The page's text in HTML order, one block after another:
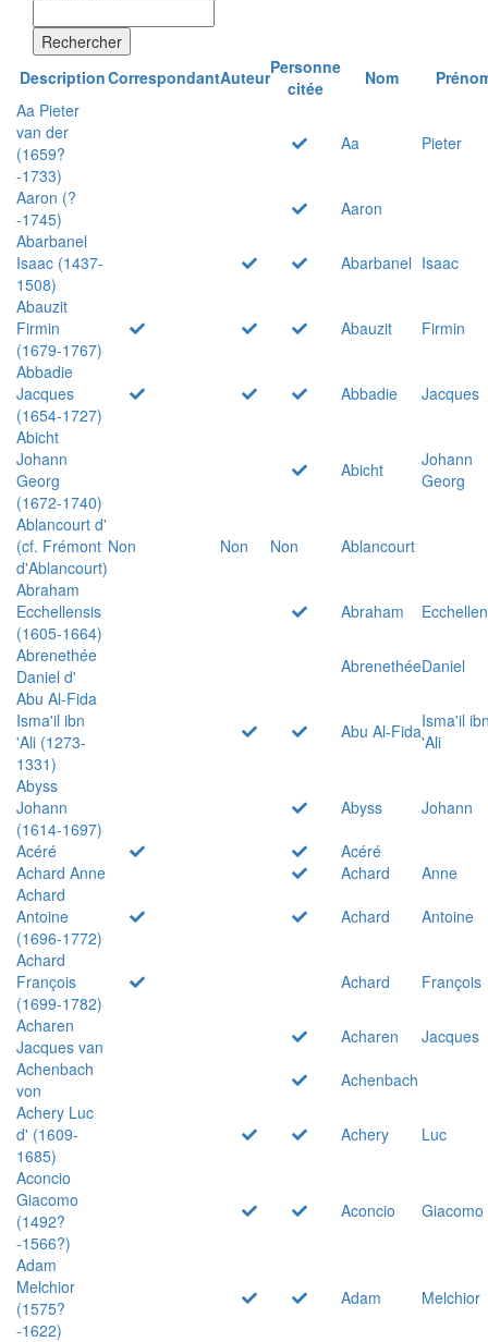
Rechercher
DescriptionCorrespondantAuteurPersonne
citée
Nom
Aa Pieter
van der
(1659?
-1733)
Aa Pieter
Aaron (?
-1745)
Aaron
Abarbanel
Isaac (1437-
1508)
Abarbanel Isaac
Abauzit
Firmin
(1679-1767)
Abauzit
Firmin
Abbadie
Jacques
(1654-1727)
Abbadie
Jacques
Abicht
Johann
Georg
(1672-1740)
Abicht
Johann
Georg
Ablancourt d'
(cf. Frémont
d'Ablancourt)
Non Non Non
Ablancourt
Abraham
Ecchellensis
(1605-1664)
Abraham
Abrenethée
Daniel d'
AbrenethéeDaniel
Abu Al-Fida
Isma'il ibn
'Ali (1273-
1331)
Abu Al-FidaIsma'il
'Ali
Abyss
Johann
(1614-1697)
Abyss
Johann
Acéré
Acéré
Achard Anne
Achard
Anne
Achard
Antoine
(1696-1772)
Achard
Antoine
Achard
François
(1699-1782)
Achard
François
Acharen
Jacques van
Acharen
Jacques
Achenbach
von
Achenbach
Achery Luc
d' (1609-
1685)
Achery
Luc
Aconcio
Giacomo
(1492?
-1566?)
Aconcio Giacomo
Adam
Melchior
(1575?
-1622)
Adam Melchior